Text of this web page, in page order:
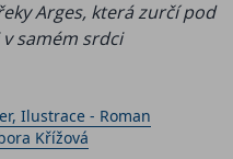
Arges, která zurčí pod
samém srdci
Ilustrace - Roman
Křížová